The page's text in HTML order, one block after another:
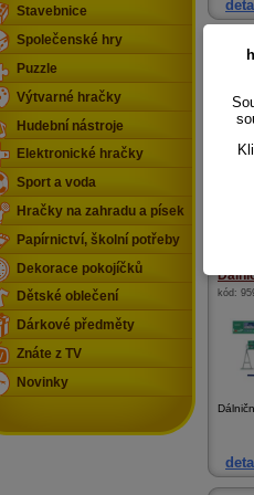
kód:
Stavebnice
Společenské hry
Puzzle
Výtvarné hračky
Hudební nástroje
Elektronické hračky
Sport a voda
Hračky na zahradu a písek
Papírnictví, školní potřeby
Dekorace pokojíčků
Dětské oblečení
Dárkové předměty
Znáte z TV
Novinky